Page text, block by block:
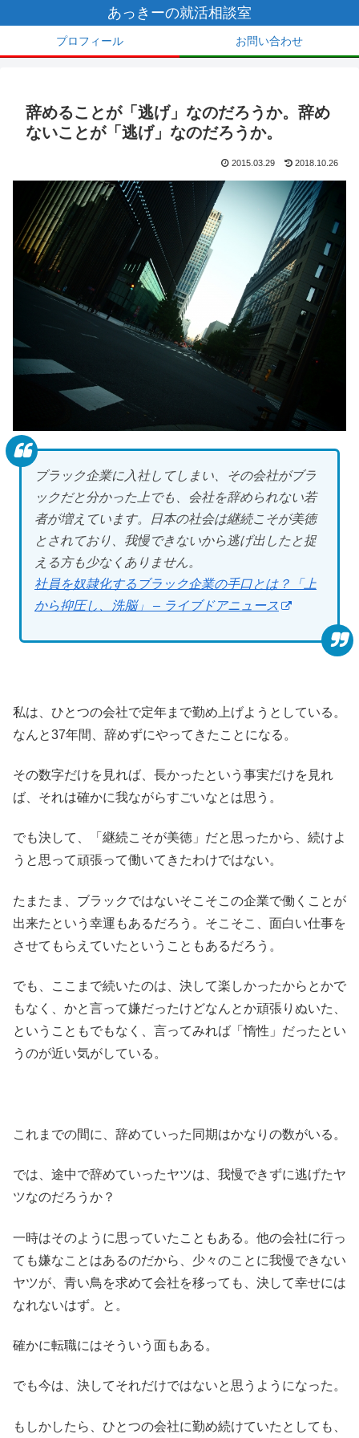
あっきーの就活相談室
プロフィール お問い合わせ
辞めることが「逃げ」なのだろうか。辞め
ないことが「逃げ」なのだろうか。
2015.03.29 2018.10.26
ブラック企業に入社してしまい、その会社がブラ
ックだと分かった上でも、会社を辞められない若
者が増えています。日本の社会は継続こそが美徳
とされており、我慢できないから逃げ出したと捉
える方も少なくありません。
社員を奴隷化するブラック企業の手口とは？「上
から抑圧し、洗脳」 – ライブドアニュース
私は、ひとつの会社で定年まで勤め上げようとしている。
なんと37年間、辞めずにやってきたことになる。
その数字だけを見れば、長かったという事実だけを見れ
ば、それは確かに我ながらすごいなとは思う。
でも決して、「継続こそが美徳」だと思ったから、続けよ
うと思って頑張って働いてきたわけではない。
たまたま、ブラックではないそこそこの企業で働くことが
出来たという幸運もあるだろう。そこそこ、面白い仕事を
させてもらえていたということもあるだろう。
でも、ここまで続いたのは、決して楽しかったからとかで
もなく、かと言って嫌だったけどなんとか頑張りぬいた、
ということもでもなく、言ってみれば「惰性」だったとい
うのが近い気がしている。
これまでの間に、辞めていった同期はかなりの数がいる。
では、途中で辞めていったヤツは、我慢できずに逃げたヤ
ツなのだろうか？
一時はそのように思っていたこともある。他の会社に行っ
ても嫌なことはあるのだから、少々のことに我慢できない
ヤツが、青い鳥を求めて会社を移っても、決して幸せには
なれないはず。と。
確かに転職にはそういう面もある。
でも今は、決してそれだけではないと思うようになった。
もしかしたら、ひとつの会社に勤め続けていたとしても、